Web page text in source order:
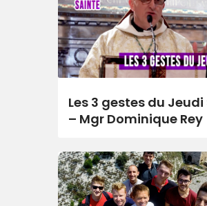
Les 3 gestes du
– Mgr Dominique Rey